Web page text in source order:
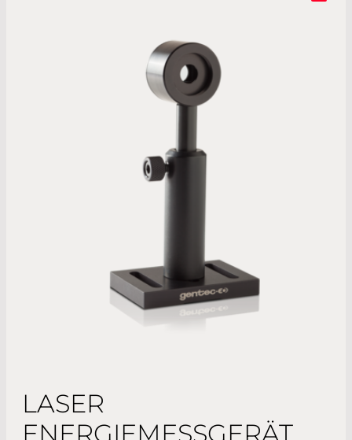
LASER
ENERGIEMESSGERÄT